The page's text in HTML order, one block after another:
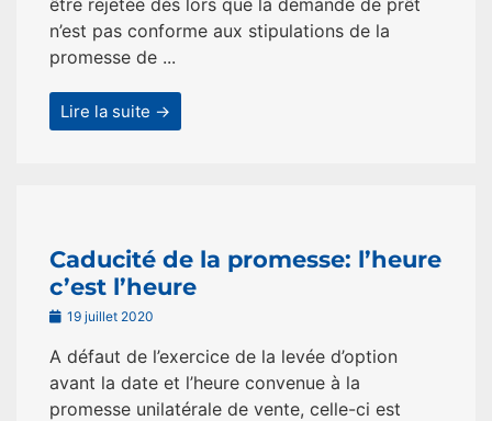
n’est pas conforme aux stipulations de la
promesse de ...
Lire la suite →
Caducité de la promesse: l’heure
c’est l’heure
19 juillet 2020
A défaut de l’exercice de la levée d’option
avant la date et l’heure convenue à la
promesse unilatérale de vente, celle-ci est